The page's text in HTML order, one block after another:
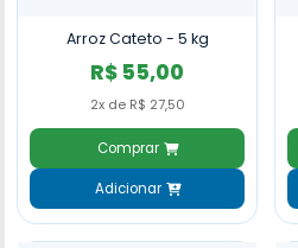
Arroz Cateto - 5 kg
R$ 55,00
2x de R$ 27,50
Comprar
Adicionar